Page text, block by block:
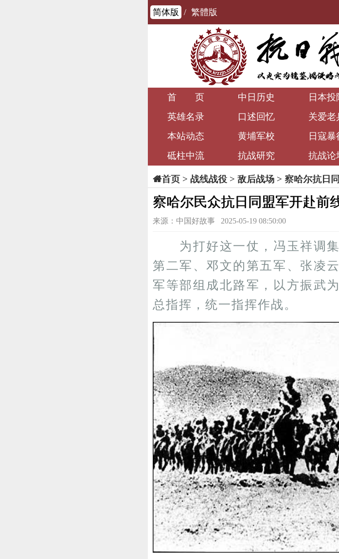
简体版 / 繁體版
首 页 中日历史 日本投
英雄名录
口述回忆 关爱老
本站动态
黄埔军校 日寇暴
砥柱中流
抗战研究 抗战论
首页> 战线战役 > 敌后战场 > 察哈尔抗日
察哈尔民众抗日同盟军开赴前
来源：中国好故事 2025-05-19 08:50:00
为打好这一仗，冯玉祥调
第二军、邓文的第五军、张凌
军等部组成北路军，以方振武
总指挥，统一指挥作战。